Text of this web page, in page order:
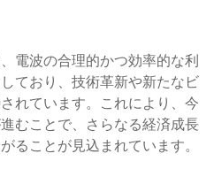
電波の合理的かつ効率的な利
ており、技術革新や新たなビ
れています。これにより、今
むことで、さらなる経済成長
ることが見込まれています。